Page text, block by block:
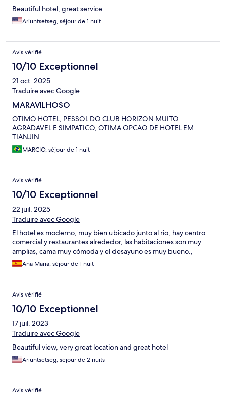
Beautiful hotel, great service
Ariuntsetseg, séjour de 1 nuit
Avis vérifié
10/10 Exceptionnel
21 oct. 2025
Traduire avec Google
MARAVILHOSO
OTIMO HOTEL, PESSOL DO CLUB HORIZON MUITO
AGRADAVEL E SIMPATICO, OTIMA OPCAO DE HOTEL EM
TIANJIN.
MARCIO, séjour de 1 nuit
Avis vérifié
10/10 Exceptionnel
22 juil. 2025
Traduire avec Google
El hotel es moderno, muy bien ubicado junto al rio, hay centro
comercial y restaurantes alrededor, las habitaciones son muy
amplias, cama muy cómoda y el desayuno es muy bueno.,
Ana Maria, séjour de 1 nuit
Avis vérifié
10/10 Exceptionnel
17 juil. 2023
Traduire avec Google
Beautiful view, very great location and great hotel
Ariuntsetseg, séjour de 2 nuits
Avis vérifié